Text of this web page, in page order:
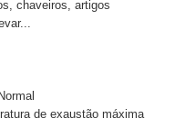
chaveiros, artigos
de exaustão máxima